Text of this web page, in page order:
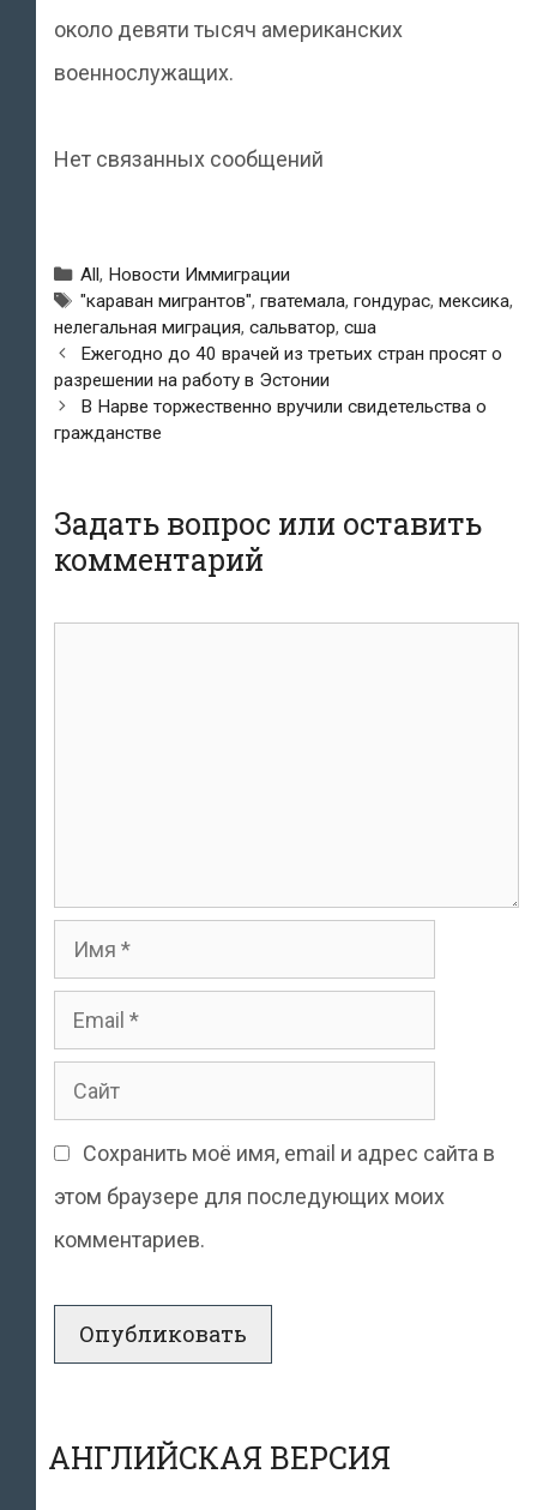
около девяти тысяч американских
военнослужащих.
Нет связанных сообщений
Рубрики
All, Новости Иммиграции
Метки
"караван мигрантов",гватемала,гондурас,мексика,
нелегальная миграция, сальватор, сша
Навигация
по
записям
Ежегодно до 40 врачей из третьих стран просят о
разрешении на работу в Эстонии
В Нарве торжественно вручили свидетельства о
гражданстве
Задать вопрос или оставить
комментарий
Имя
Email
Сайт
Сохранить моё имя, email и адрес сайта в
этом браузере для последующих моих
комментариев.
АНГЛИЙСКАЯ ВЕРСИЯ